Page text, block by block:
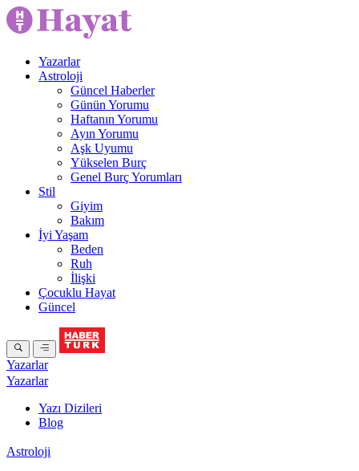
Yazarlar
Astroloji
Güncel Haberler
Günün Yorumu
Haftanın Yorumu
Ayın Yorumu
Aşk Uyumu
Yükselen Burç
Genel Burç Yorumları
Stil
Giyim
Bakım
İyi Yaşam
Beden
Ruh
İlişki
Çocuklu Hayat
Güncel
Yazarlar
Yazarlar
Yazı Dizileri
Blog
Astroloji